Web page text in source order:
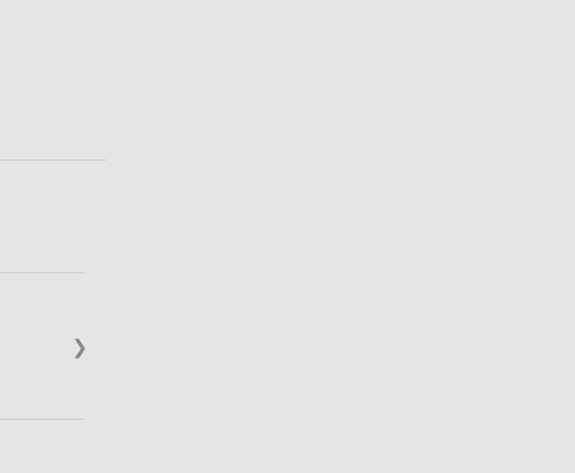
❯